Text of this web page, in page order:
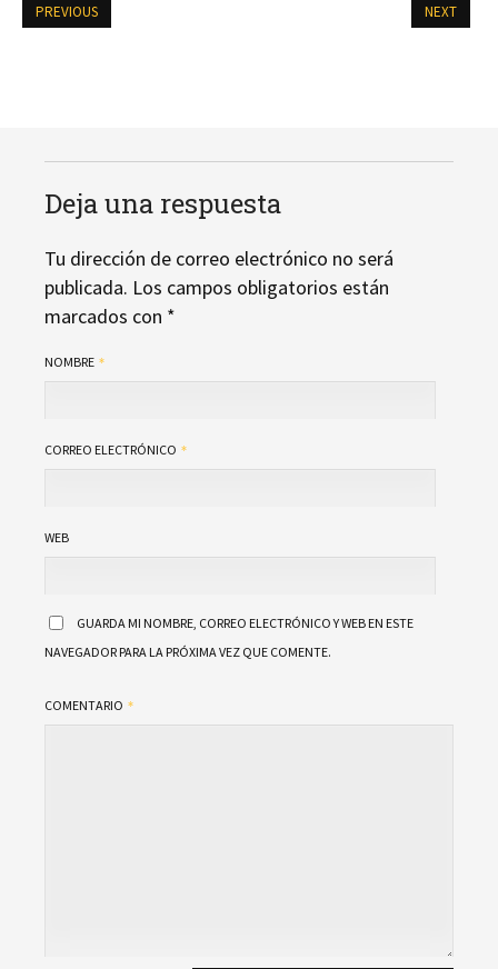
PREVIOUS NEXT
Deja una respuesta
Tu dirección de correo electrónico no será
publicada. Los campos obligatorios están
marcados con *
NOMBRE
CORREO ELECTRÓNICO
WEB
GUARDA MI NOMBRE, CORREO ELECTRÓNICO Y WEB EN ESTE
NAVEGADOR PARA LA PRÓXIMA VEZ QUE COMENTE.
COMENTARIO